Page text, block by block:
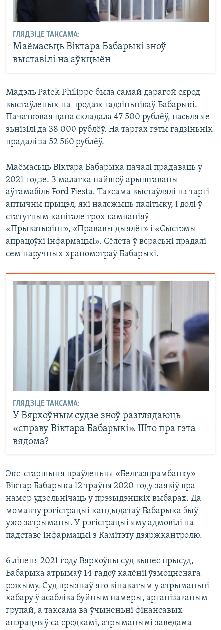
ГЛЯДЗІЦЕ ТАКСАМА:
Маёмасьць Віктара Бабарыкі зноў
выставілі на аўкцыён
Мадэль Patek Philippe была самай дарагой сярод
выстаўленых на продаж гадзіньнікаў Бабарыкі.
Пачатковая цана складала 47 500 рублёў, пасьля яе
зьнізілі да 38 000 рублёў. На таргах гэты гадзіньнік
прадалі за 52 560 рублёў.
Маёмасьць Віктара Бабарыка пачалі прадаваць у
2021 годзе. З малатка пайшоў арыштаваны
аўтамабіль Ford Fiesta. Таксама выстаўлялі на таргі
аптычны прыцэл, які належыць палітыку, і долі ў
статутным капітале трох кампаніяў —
«Прыватызінг», «Прававы дыялёг» і «Сыстэмы
апрацоўкі інфармацыі». Сёлета ў верасьні прадалі
сем наручных храномэтраў Бабарыкі.
ГЛЯДЗІЦЕ ТАКСАМА:
У Вярхоўным судзе зноў разглядаюць
«справу Віктара Бабарыкі». Што пра гэта
вядома?
Экс-старшыня праўленьня «Белгазпрамбанку»
Віктар Бабарыка 12 траўня 2020 году заявіў пра
намер удзельнічаць у прэзыдэнцкіх выбарах. Да
моманту рэгістрацыі кандыдатаў Бабарыка быў
ужо затрыманы. У рэгістрацыі яму адмовілі на
падставе інфармацыі з Камітэту дзяржкантролю.
6 ліпеня 2021 году Вярхоўны суд вынес прысуд,
Бабарыка атрымаў 14 гадоў калёніі ўзмоцненага
рэжыму. Суд прызнаў яго вінаватым у атрыманьні
хабару ў асабліва буйным памеры, арганізаваным
групай, а таксама ва ўчыненьні фінансавых
апэрацыяў са сродкамі, атрыманымі заведама